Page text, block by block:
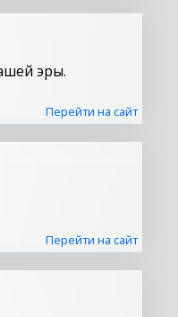
эры.
Перейти на сайт
Перейти на сайт